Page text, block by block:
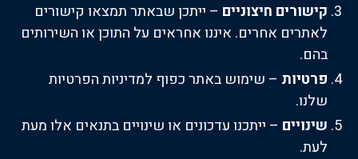
קישורים חיצוניים – ייתכן שבאתר תמצאו קישורים
לאתרים אחרים. איננו אחראים על התוכן או השירותים
בהם.
פרטיות – שימוש באתר כפוף למדיניות הפרטיות
שלנו.
שינויים – ייתכנו עדכונים או שינויים בתנאים אלו מעת
לעת.